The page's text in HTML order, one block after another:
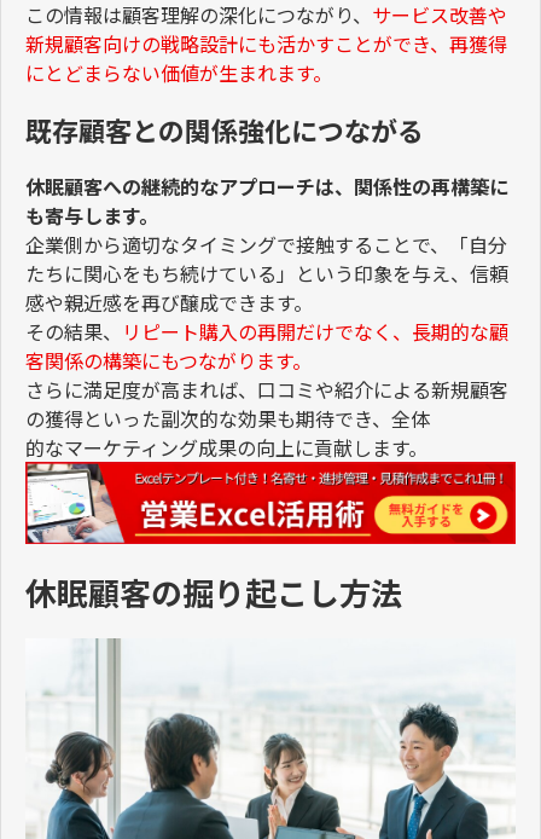
この情報は顧客理解の深化につながり、 サービス改善や
新規顧客向けの戦略設計にも活かすことができ、再獲得
にとどまらない価値が生まれます。
既存顧客との関係強化につながる
休眠顧客への継続的なアプローチは、関係性の再構築に
も寄与します。
企業側から適切なタイミングで接触することで、「自分
たちに関心をもち続けている」という印象を与え、信頼
感や親近感を再び醸成できます。
その結果、 リピート購入の再開だけでなく、長期的な顧
客関係の構築にもつながります。
さらに満足度が高まれば、口コミや紹介による新規顧客
の獲得といった副次的な効果も期待でき、全体
的なマーケティング成果の向上に貢献します。
休眠顧客の掘り起こし方法